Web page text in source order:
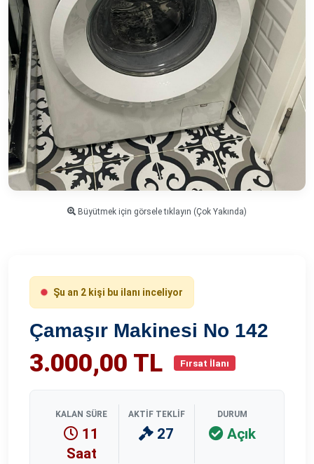
Büyütmek için görsele tıklayın (Çok Yakında)
Şu an 2 kişi bu ilanı inceliyor
Çamaşır Makinesi No 142
3.000,00 TL Fırsat İlanı
KALAN SÜRE
11
Saat
AKTIF TEKLIF
27
DURUM
Açık